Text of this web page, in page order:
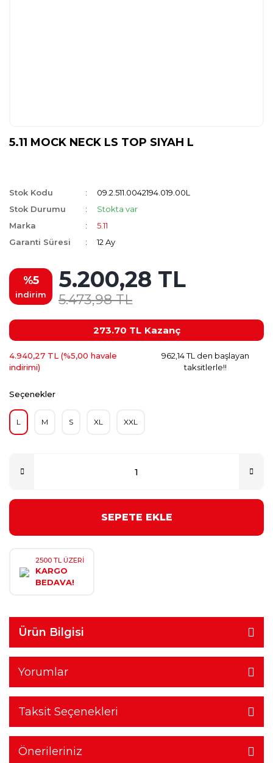
5.11 MOCK NECK LS TOP SIYAH L
Stok Kodu
09.2.511.0042194.019.00L
Stok Durumu
Stokta var
Marka
5.11
Garanti Süresi
12 Ay
%5
indirim
5.200,28 TL
5.473,98 TL
273.70 TL Kazanç
4.940,27 TL (%5,00 havale
indirimi)
962,14 TL den başlayan
taksitlerle!!
Seçenekler
L M S XL XXL
SEPETE EKLE
2500 TL ÜZERİ
KARGO
BEDAVA!
Ürün Bilgisi
Yorumlar
Taksit Seçenekleri
Önerileriniz